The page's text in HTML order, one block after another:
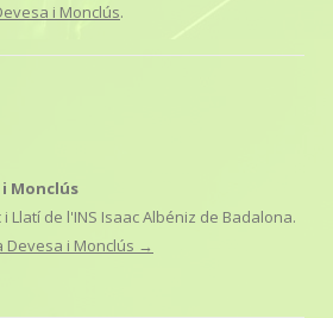
i
k
i Monclús.
Monclús
Llatí de l'INS Isaac Albéniz de Badalona.
Devesa i Monclús →